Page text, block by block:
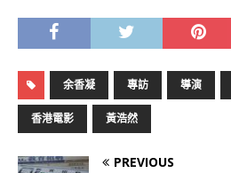
余香凝 專訪 導演
香港電影 黃浩然
PREVIOUS